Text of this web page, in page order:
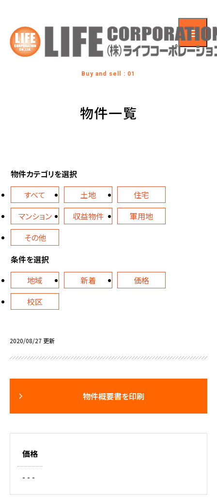
Buy and sell : 01
物件一覧
物件カテゴリを選択
すべて
土地
住宅
マンション
収益物件
軍用地
その他
条件を選択
地域
新着
価格
校区
2020/08/27 更新
物件概要書を印刷
価格
- - -